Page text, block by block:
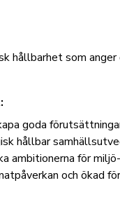
hållbarhetsom
goda
hållbar
ambitionerna för
och ökad